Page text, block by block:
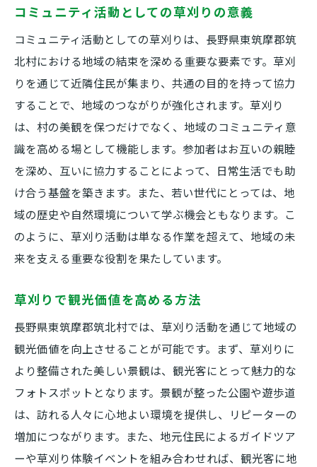
コミュニティ活動としての草刈りの意義
コミュニティ活動としての草刈りは、長野県東筑摩郡筑
北村における地域の結束を深める重要な要素です。草刈
りを通じて近隣住民が集まり、共通の目的を持って協力
することで、地域のつながりが強化されます。草刈り
は、村の美観を保つだけでなく、地域のコミュニティ意
識を高める場として機能します。参加者はお互いの親睦
を深め、互いに協力することによって、日常生活でも助
け合う基盤を築きます。また、若い世代にとっては、地
域の歴史や自然環境について学ぶ機会ともなります。こ
のように、草刈り活動は単なる作業を超えて、地域の未
来を支える重要な役割を果たしています。
草刈りで観光価値を高める方法
長野県東筑摩郡筑北村では、草刈り活動を通じて地域の
観光価値を向上させることが可能です。まず、草刈りに
より整備された美しい景観は、観光客にとって魅力的な
フォトスポットとなります。景観が整った公園や遊歩道
は、訪れる人々に心地よい環境を提供し、リピーターの
増加につながります。また、地元住民によるガイドツア
ーや草刈り体験イベントを組み合わせれば、観光客に地